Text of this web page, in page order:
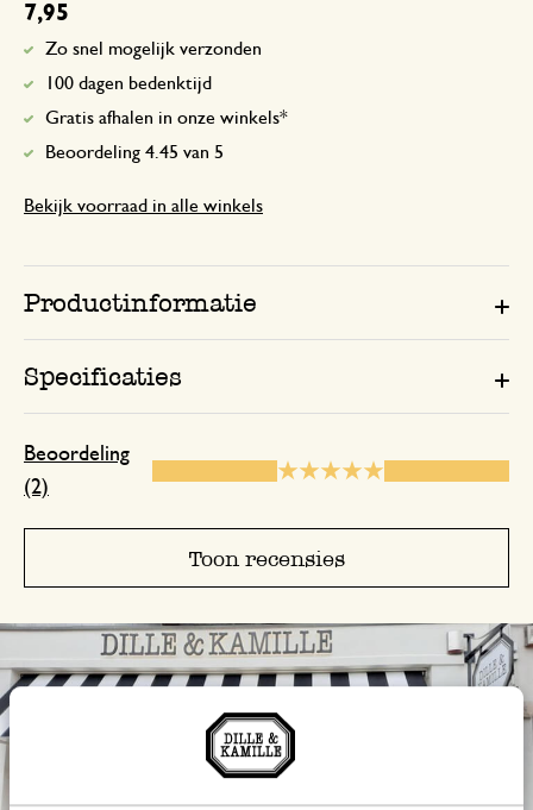
7,95
Zo snel mogelijk verzonden
100 dagen bedenktijd
Gratis afhalen in onze winkels*
Beoordeling 4.45 van 5
Bekijk voorraad in alle winkels
Productinformatie
Specificaties
Beoordeling
(2)
Toon recensies